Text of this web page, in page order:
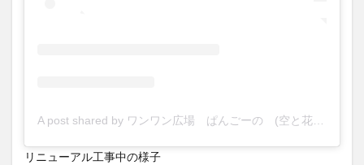
リニューアル工事中の様子